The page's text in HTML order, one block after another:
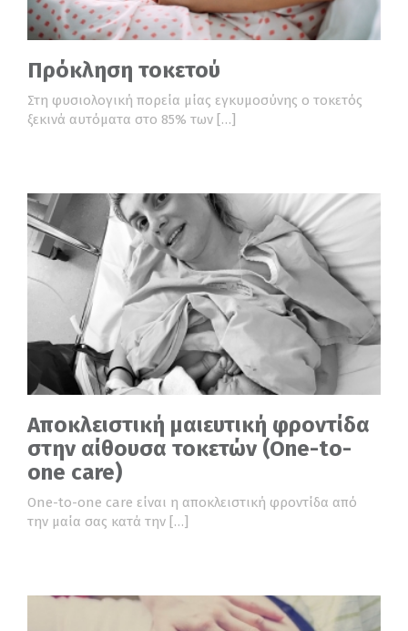
Πρόκληση τοκετού
Στη φυσιολογική πορεία μίας εγκυμοσύνης ο τοκετός
ξεκινά αυτόματα στο 85% των […]
Αποκλειστική μαιευτική φροντίδα
στην αίθουσα τοκετών (One-to-
one care)
One-to-one care είναι η αποκλειστική φροντίδα από
την μαία σας κατά την […]